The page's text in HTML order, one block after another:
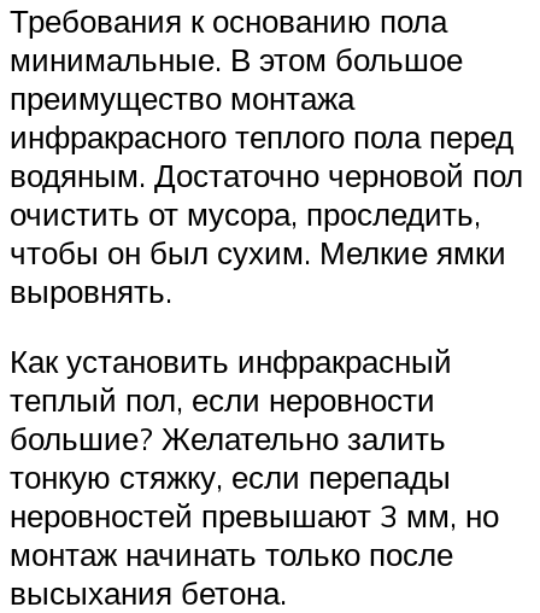
Требования к основанию пола
минимальные. В этом большое
преимущество монтажа
инфракрасного теплого пола перед
водяным. Достаточно черновой пол
очистить от мусора, проследить,
чтобы он был сухим. Мелкие ямки
выровнять.
Как установить инфракрасный
теплый пол, если неровности
большие? Желательно залить
тонкую стяжку, если перепады
неровностей превышают 3 мм, но
монтаж начинать только после
высыхания бетона.